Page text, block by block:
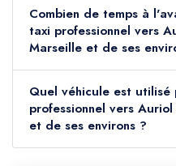
Combien de temps à
taxi professionnel vers
Marseille et de ses
Quel véhicule est utilisé
professionnel vers
et de ses environs ?